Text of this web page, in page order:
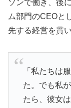
ソンで働き、後
ム部門のCEOと
先する経営を貫い
「私たちは
た。でも私
たら、彼女